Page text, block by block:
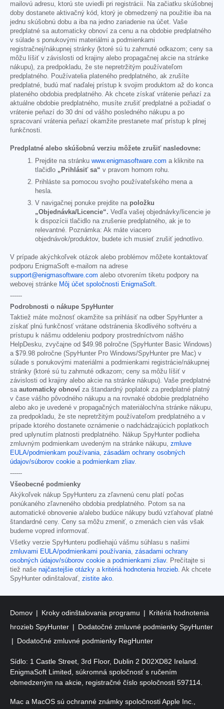
mailovú adresu, ktorú ste uviedli pri registrácii. Na začiatku skúšobnej
doby dostanete aktivačný kód, ktorý je obmedzený na použitie iba na
jednu skúšobnú dobu a iba na jedno zariadenie na účet. Vaše
predplatné sa automaticky obnoví za cenu a na obdobie predplatného
v súlade s ponukovými materiálmi a podmienkami
registračnej/nákupnej stránky (ktoré sú tu zahrnuté odkazom; ceny sa
môžu líšiť v závislosti od krajiny alebo propagačnej akcie na stránke
nákupu), za predpokladu, že ste nepretržitým používateľom
predplatného. Používatelia plateného predplatného, ak zrušíte
predplatné, budú mať naďalej prístup k svojim produktom až do konca
plateného obdobia predplatného. Ak chcete získať vrátenie peňazí za
aktuálne obdobie predplatného, musíte zrušiť predplatné a požiadať o
vrátenie peňazí do 30 dní od vášho posledného nákupu a po
spracovaní vrátenia peňazí okamžite prestanete mať prístup k plnej
funkčnosti.
Predplatné alebo skúšobnú verziu môžete zrušiť nasledovne:
Prejdite na stránku www.enigmasoftware.com a kliknite na
tlačidlo „Prihlásiť sa“ v pravom hornom rohu.
Prihláste sa pomocou svojho používateľského mena a
hesla.
V navigačnej ponuke prejdite na položku
„Objednávka/Licencie“. Vedľa vašej objednávky/licencie je
k dispozícii tlačidlo na zrušenie predplatného, ak je to
relevantné. Poznámka: Ak máte viacero
objednávok/produktov, budete ich musieť zrušiť jednotlivo.
V prípade akýchkoľvek otázok alebo problémov môžete kontaktovať
podporu EnigmaSoft e-mailom na adrese
support@enigmasoftware.com alebo otvorením tiketu podpory na
webovej stránke Môj účet spoločnosti EnigmaSoft.
------
Podrobnosti o nákupe SpyHunter
Taktiež máte možnosť okamžite sa prihlásiť na odber SpyHunter a
získať plnú funkčnosť vrátane odstránenia škodlivého softvéru a
prístupu k nášmu oddeleniu podpory prostredníctvom nášho
HelpDesku, zvyčajne od $49.98 polročne (SpyHunter Basic Windows)
a $79.98 polročne (SpyHunter Pro Windows/SpyHunter pre Mac) v
súlade s ponukovými materiálmi a podmienkami registrácie/nákupnej
stránky (ktoré sú tu zahrnuté odkazom; ceny sa môžu líšiť v
závislosti od krajiny alebo akcie na stránke nákupu). Vaše predplatné
sa automaticky obnoví za štandardný poplatok za predplatné platný
v čase vášho pôvodného nákupu a na rovnaké obdobie predplatného
alebo ako je uvedené v propagačných materiáloch/na stránke nákupu,
za predpokladu, že ste nepretržitým používateľom predplatného a v
prípade ktorého dostanete oznámenie o nadchádzajúcich poplatkoch
pred uplynutím platnosti predplatného. Nákup SpyHunter podlieha
zmluvným podmienkam uvedeným na stránke nákupu, zmluve
EULA/podmienkam používania, zásadám ochrany osobných
údajov/súborov cookie a podmienkam zliav.
------
Všeobecné podmienky
Akýkoľvek nákup SpyHunteru za zľavnenú cenu platí počas
ponúkaného zľavneného obdobia predplatného. Potom sa na
automatické obnovenie a/alebo budúce nákupy budú vzťahovať platné
štandardné ceny. Ceny sa môžu zmeniť, o zmenách cien vás však
budeme vopred informovať.
Všetky verzie SpyHunteru podliehajú vášmu súhlasu s našimi
zmluvami EULA/podmienkami používania, zásadami ochrany
osobných údajov/súborov cookie a podmienkami zliav. Prečítajte si
tiež naše najčastejšie otázky a kritériá hodnotenia hrozieb. Ak chcete
SpyHunter odinštalovať, zistite ako.
Domov Kroky odinštalovania programu
Kritériá hodnotenia
hrozieb SpyHunter
Dodatočné zmluvné podmienky SpyHunter
Dodatočné zmluvné podmienky RegHunter
Sídlo: 1 Castle Street, 3rd Floor, Dublin 2 D02XD82 Ireland.
EnigmaSoft Limited, súkromná spoločnosť s ručením
obmedzeným na akcie, registračné číslo spoločnosti 597114.
Mac a MacOS sú ochranné známky spoločnosti Apple Inc.,